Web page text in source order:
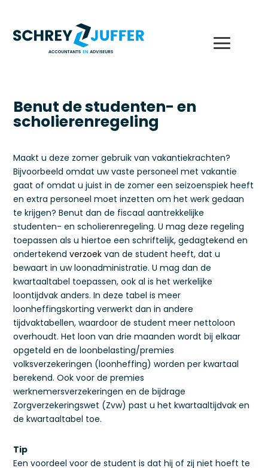
Benut de studenten- en
scholierenregeling
Maakt u deze zomer gebruik van vakantiekrachten?
Bijvoorbeeld omdat uw vaste personeel met vakantie
gaat of omdat u juist in de zomer een seizoenspiek heeft
en extra personeel moet inzetten om het werk gedaan
te krijgen? Benut dan de fiscaal aantrekkelijke
studenten- en scholierenregeling. U mag deze regeling
toepassen als u hiertoe een schriftelijk, gedagtekend en
ondertekendverzoek van de student heeft, dat u
bewaart in uw loonadministratie. U mag dan de
kwartaaltabel toepassen, ook al is het werkelijke
loontijdvak anders. In deze tabel is meer
loonheffingskorting verwerkt dan in andere
tijdvaktabellen, waardoor de student meer nettoloon
overhoudt. Het loon van drie maanden wordt bij elkaar
opgeteld en de loonbelasting/premies
volksverzekeringen (loonheffing) worden per kwartaal
berekend. Ook voor de premies
werknemersverzekeringen en de bijdrage
Zorgverzekeringswet (Zvw) past u het kwartaaltijdvak en
de kwartaaltabel toe.
Tip
Een voordeel voor de student is dat hij of zij niet hoeft te